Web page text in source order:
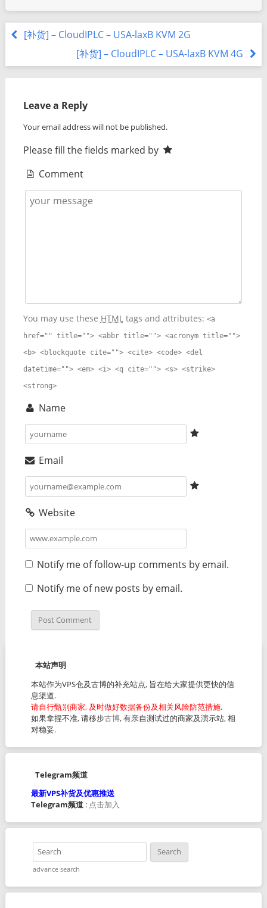
[补货] – CloudIPLC – USA-laxB KVM 2G
[补货] – CloudIPLC – USA-laxB KVM 4G
Leave a Reply
Your email address will not be published.
Please fill the fields marked by
Comment
You may use these HTMLtags and attributes: <a
href="" title=""> <abbr title=""> <acronym title="">
<b> <blockquote cite=""> <cite> <code> <del
datetime=""> <em> <i> <q cite=""> <s> <strike>
<strong>
Name
Email
Website
Notify me of follow-up comments by email.
Notify me of new posts by email.
本站声明
本站作为VPS仓及古博的补充站点, 旨在给大家提供更快的信
息渠道.
请自行甄别商家, 及时做好数据备份及相关风险防范措施.
如果拿捏不准, 请移步古博, 有亲自测试过的商家及演示站, 相
对稳妥.
Telegram频道
最新VPS补货及优惠推送
Telegram频道: 点击加入
advance search